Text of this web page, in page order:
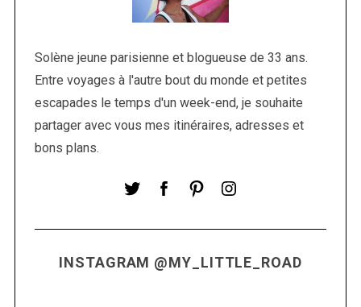
Solène jeune parisienne et blogueuse de 33 ans.
Entre voyages à l'autre bout du monde et petites
escapades le temps d'un week-end, je souhaite
partager avec vous mes itinéraires, adresses et
bons plans.
INSTAGRAM @MY_LITTLE_ROAD